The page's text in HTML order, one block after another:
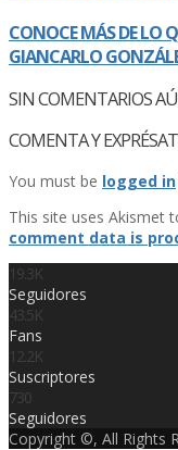
CONOCE MÁS DE LO
GIANCARLO
SIN COMENTARIOS
COMENTA Y
You must be logged in
This site uses Akismet
comment data is
19.3K
Seguidores
43.5K
Fans
12.2K
Suscriptores
730
Seguidores
Copyright ©, All Rights